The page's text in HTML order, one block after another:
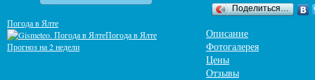
Поделиться…
Описание
Фотогалерея
Цены
Отзывы
Погода в Ялте
Погода в Ялте
Прогноз на 2 недели